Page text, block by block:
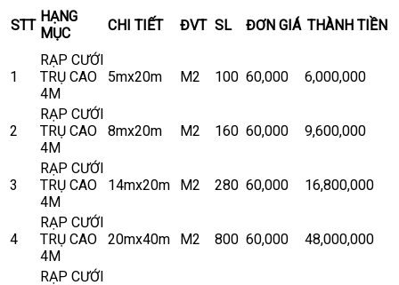
STT
HẠNG
MỤC
CHI TIẾT ĐVT SL ĐƠN GIÁ THÀNH TIỀN
1
RẠP CƯỚI
TRỤ CAO
4M
5mx20m M2 100 60,000 6,000,000
2
RẠP CƯỚI
TRỤ CAO
4M
8mx20m M2 160 60,000 9,600,000
3
RẠP CƯỚI
TRỤ CAO
4M
14mx20m M2 280 60,000 16,800,000
4
RẠP CƯỚI
TRỤ CAO
4M
20mx40m M2 800 60,000 48,000,000
RẠP CƯỚI